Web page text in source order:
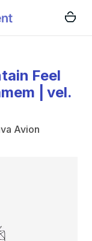
Feel
vel.
Avion